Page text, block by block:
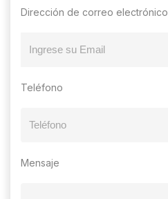
Dirección de correo electrónico
Teléfono
Mensaje